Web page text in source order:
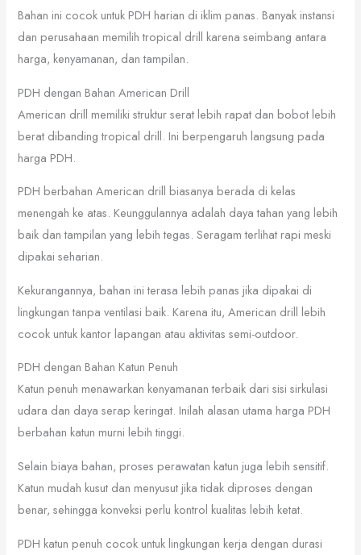
Bahan ini cocok untuk PDH harian di iklim panas. Banyak instansi
dan perusahaan memilih tropical drill karena seimbang antara
harga, kenyamanan, dan tampilan.
PDH dengan Bahan American Drill
American drill memiliki struktur serat lebih rapat dan bobot lebih
berat dibanding tropical drill. Ini berpengaruh langsung pada
harga PDH.
PDH berbahan American drill biasanya berada di kelas
menengah ke atas. Keunggulannya adalah daya tahan yang lebih
baik dan tampilan yang lebih tegas. Seragam terlihat rapi meski
dipakai seharian.
Kekurangannya, bahan ini terasa lebih panas jika dipakai di
lingkungan tanpa ventilasi baik. Karena itu, American drill lebih
cocok untuk kantor lapangan atau aktivitas semi-outdoor.
PDH dengan Bahan Katun Penuh
Katun penuh menawarkan kenyamanan terbaik dari sisi sirkulasi
udara dan daya serap keringat. Inilah alasan utama harga PDH
berbahan katun murni lebih tinggi.
Selain biaya bahan, proses perawatan katun juga lebih sensitif.
Katun mudah kusut dan menyusut jika tidak diproses dengan
benar, sehingga konveksi perlu kontrol kualitas lebih ketat.
PDH katun penuh cocok untuk lingkungan kerja dengan durasi